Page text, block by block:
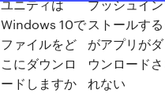
ユニティは
Windows 10で
ファイルをど
こにダウンロ
ードしますか
プッシュイン
ストールする
がアプリがダ
ウンロードさ
れない